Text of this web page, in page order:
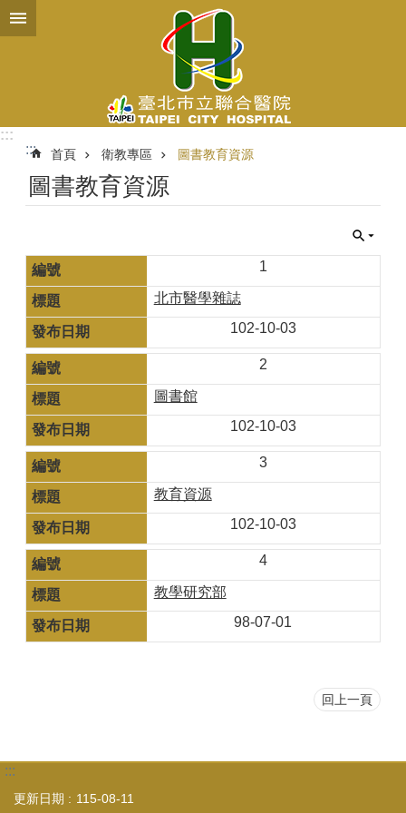
跳到主要內容區塊
:::
:::
首頁 衛教專區 圖書教育資源
圖書教育資源
1
北市醫學雜誌
102-10-03
2
圖書館
102-10-03
3
教育資源
102-10-03
4
教學研究部
98-07-01
回上一頁
:::
更新日期 115-08-11